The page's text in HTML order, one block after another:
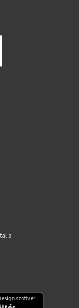
a
szoftver